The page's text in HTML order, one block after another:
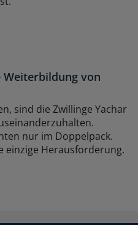
von
sind die Zwillinge Yachar
nur im Doppelpack.
einzige Herausforderung.